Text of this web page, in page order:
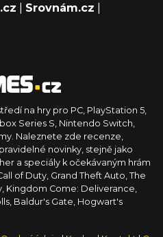
Srovnám.cz
na hry pro PC, PlayStation 5,
Series S, Nintendo Switch,
Naleznete zde recenze,
novinky, stejně jako
a speciály k očekávaným hrám
of Duty, Grand Theft Auto, The
Kingdom Come: Deliverance,
Baldur's Gate, Hogwart's